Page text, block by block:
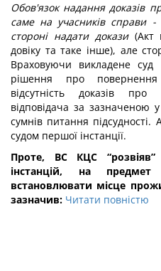
Обов'язок надання доказів
саме на учасників справи -
стороні надати докази(Акт
довіку та таке інше), але
Враховуючи викладене суд
рішення про
відсутність доказів про
відповідача за зазначеною
сумнів питання підсудності.
судом першої інстанції.
Проте, ВС КЦС “розвіяв”
інстанцій, на предмет
встановлювати місце
зазначив: Читати повністю